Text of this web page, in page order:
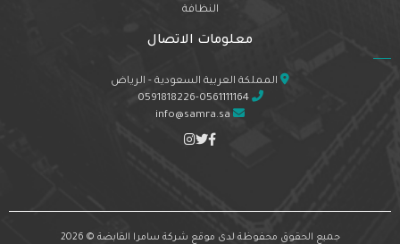
النظافة
معلومات الاتصال
المملكة العربية السعودية - الرياض
0591818226-0561111164
info@samra.sa
جميع الحقوق محفوظة لدى موقع شركة سامرا القابضة © 2026